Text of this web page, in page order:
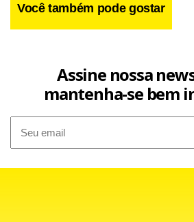
Manuel Castro, que elaborou nova
condene Monark ao pagamento de
Você também pode gostar
Assine nossa
mantenha-se bem